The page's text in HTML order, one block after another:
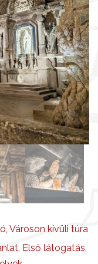
, Városon kívüli túra
, Első látogatás,